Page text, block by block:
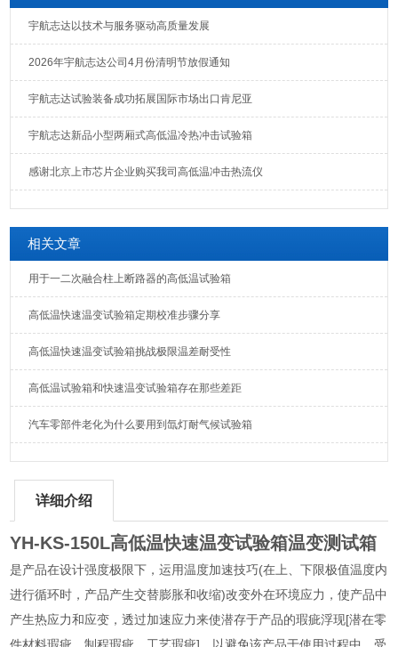
宇航志达以技术与服务驱动高质量发展
2026年宇航志达公司4月份清明节放假通知
宇航志达试验装备成功拓展国际市场出口肯尼亚
宇航志达新品小型两厢式高低温冷热冲击试验箱
感谢北京上市芯片企业购买我司高低温冲击热流仪
相关文章
用于一二次融合柱上断路器的高低温试验箱
高低温快速温变试验箱定期校准步骤分享
高低温快速温变试验箱挑战极限温差耐受性
高低温试验箱和快速温变试验箱存在那些差距
汽车零部件老化为什么要用到氙灯耐气候试验箱
详细介绍
YH-KS-150L高低温快速温变试验箱温变测试箱
是产品在设计强度极限下，运用温度加速技巧(在上、下限极值温度内
进行循环时，产品产生交替膨胀和收缩)改变外在环境应力，使产品中
产生热应力和应变，透过加速应力来使潜存于产品的瑕疵浮现[潜在零
件材料瑕疵、制程瑕疵、工艺瑕疵]，以避免该产品于使用过程中，受